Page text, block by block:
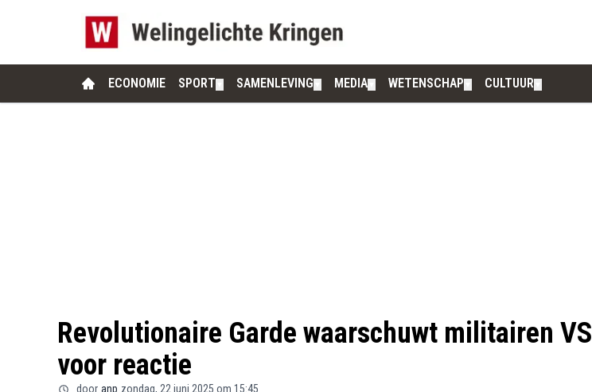
ECONOMIE SPORT SAMENLEVING MEDIA WETENSCHAP CULTUUR
Revolutionaire Garde waarschuwt militairen VS
voor reactie
door anp zondag, 22 juni 2025 om 15:45